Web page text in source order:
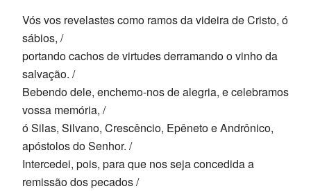
Vós vos revelastes como ramos da videira de Cristo, ó
sábios, /
portando cachos de virtudes derramando o vinho da
salvação. /
Bebendo dele, enchemo-nos de alegria, e celebramos
vossa memória, /
ó Silas, Silvano, Crescêncio, Epêneto e Andrônico,
apóstolos do Senhor. /
Intercedei, pois, para que nos seja concedida a
remissão dos pecados /